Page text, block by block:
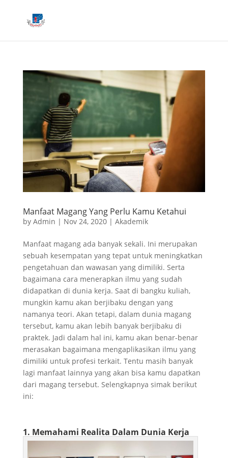
Manfaat Magang Yang Perlu Kamu Ketahui
by Admin | Nov 24, 2020| Akademik
Manfaat magang ada banyak sekali. Ini merupakan
sebuah kesempatan yang tepat untuk meningkatkan
pengetahuan dan wawasan yang dimiliki. Serta
bagaimana cara menerapkan ilmu yang sudah
didapatkan di dunia kerja. Saat di bangku kuliah,
mungkin kamu akan berjibaku dengan yang
namanya teori. Akan tetapi, dalam dunia magang
tersebut, kamu akan lebih banyak berjibaku di
praktek. Jadi dalam hal ini, kamu akan benar-benar
merasakan bagaimana mengaplikasikan ilmu yang
dimiliki untuk profesi terkait. Tentu masih banyak
lagi manfaat lainnya yang akan bisa kamu dapatkan
dari magang tersebut. Selengkapnya simak berikut
ini:
1. Memahami Realita Dalam Dunia Kerja